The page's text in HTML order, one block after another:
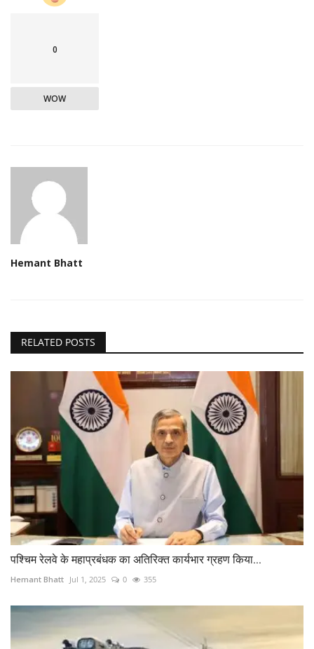
0
WOW
Hemant Bhatt
RELATED POSTS
पश्चिम रेलवे के महाप्रबंधक का अतिरिक्त कार्यभार ग्रहण किया...
Hemant Bhatt Jul 1, 2025 0 355